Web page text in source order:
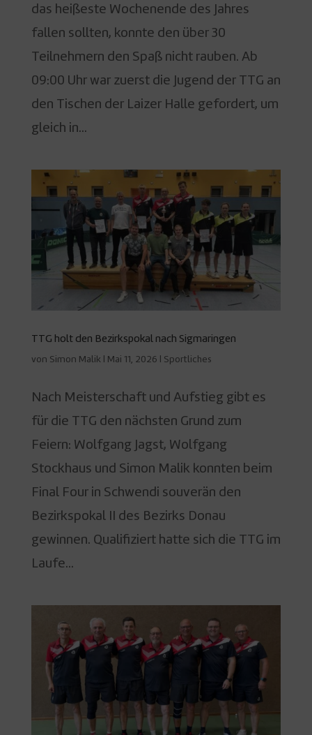
das heißeste Wochenende des Jahres
fallen sollten, konnte den über 30
Teilnehmern den Spaß nicht rauben. Ab
09:00 Uhr war zuerst die Jugend der TTG an
den Tischen der Laizer Halle gefordert, um
gleich in...
TTG holt den Bezirkspokal nach Sigmaringen
von Simon Malik Mai 11, 2026 Sportliches
Nach Meisterschaft und Aufstieg gibt es
für die TTG den nächsten Grund zum
Feiern: Wolfgang Jagst, Wolfgang
Stockhaus und Simon Malik konnten beim
Final Four in Schwendi souverän den
Bezirkspokal II des Bezirks Donau
gewinnen. Qualifiziert hatte sich die TTG im
Laufe...